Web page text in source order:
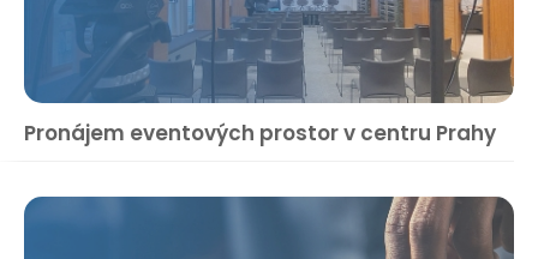
Pronájem eventových prostor v centru Prahy